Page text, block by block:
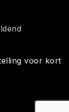
voor kort